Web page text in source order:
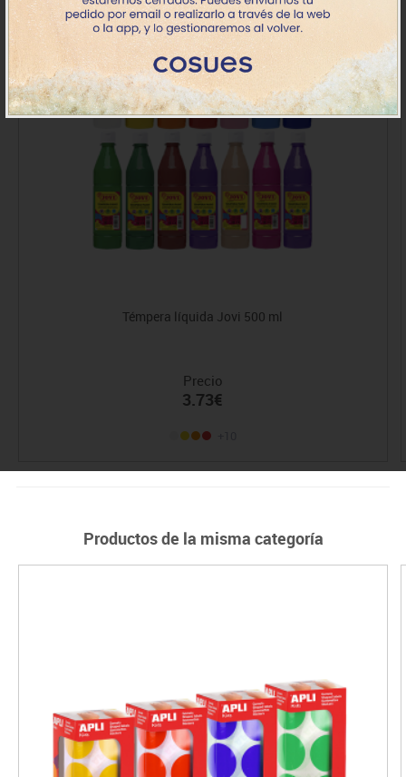
Témpera líquida Jovi 500 ml
Precio
3.73€
Productos de la misma categoría